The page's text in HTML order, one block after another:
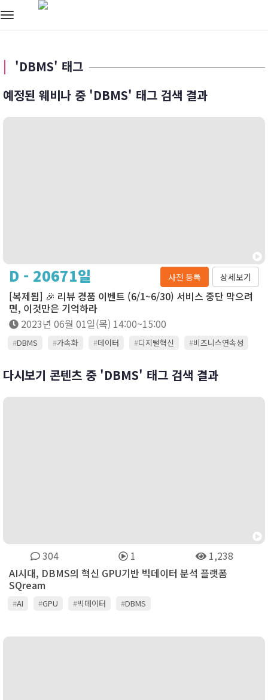
Toggle
'DBMS' 태그
예정된 웨비나 중 'DBMS' 태그 검색 결과
D - 20671일 사전 등록 상세보기
[복제됨] 🎉 리뷰 경품 이벤트 (6/1~6/30) 서비스 중단 막으려
면, 이것만은 기억하라
2023년 06월 01일(목) 14:00~15:00
#DBMS #가속화 #데이터 #디지털혁신 #비즈니스연속성
다시보기 콘텐츠 중 'DBMS' 태그 검색 결과
304 1
1,238
AI시대, DBMS의 혁신 GPU기반 빅데이터 분석 플랫폼
SQream
#AI #GPU #빅데이터 #DBMS